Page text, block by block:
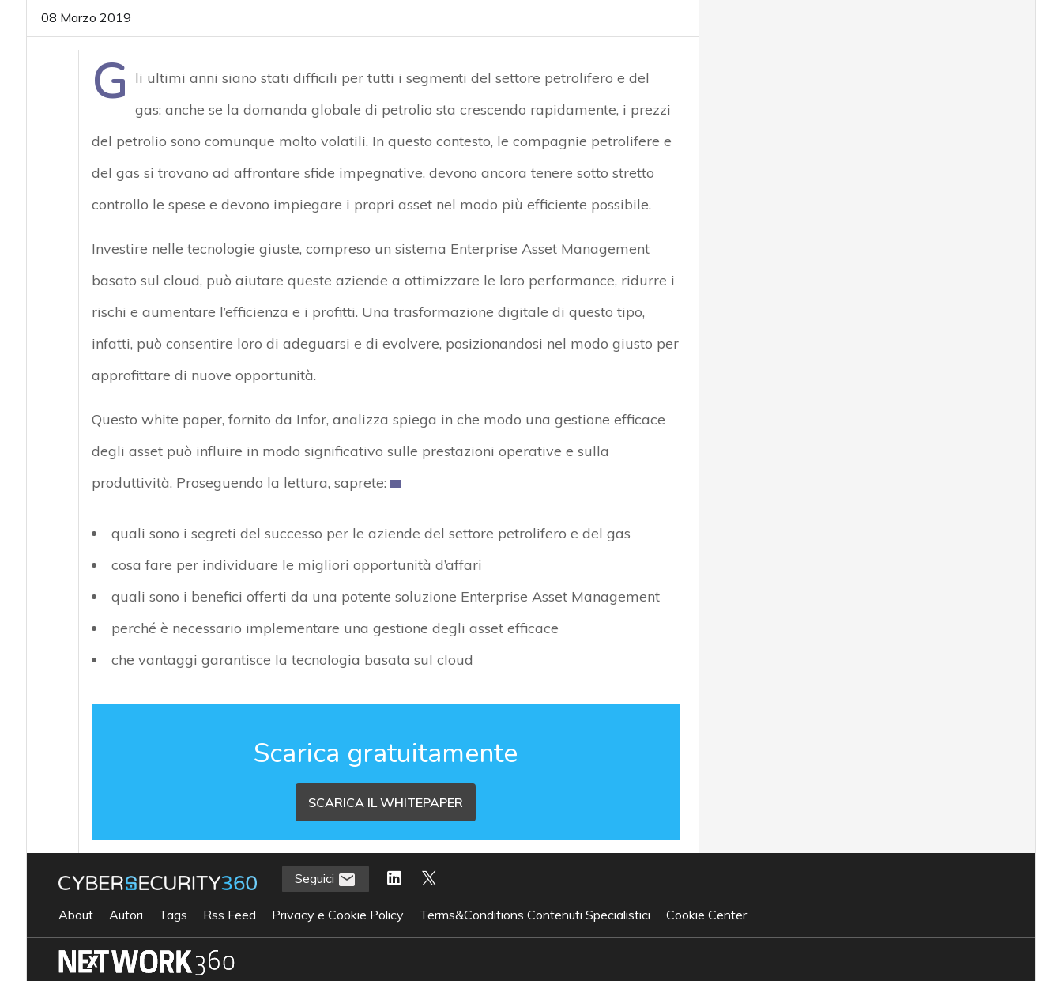
08 Marzo 2019
G
li ultimi anni siano stati difficili per tutti i segmenti del settore petrolifero e del
gas: anche se la domanda globale di petrolio sta crescendo rapidamente, i prezzi
del petrolio sono comunque molto volatili. In questo contesto, le compagnie petrolifere e
del gas si trovano ad affrontare sfide impegnative, devono ancora tenere sotto stretto
controllo le spese e devono impiegare i propri asset nel modo più efficiente possibile.
Investire nelle tecnologie giuste, compreso un sistema Enterprise Asset Management
basato sul cloud, può aiutare queste aziende a ottimizzare le loro performance, ridurre i
rischi e aumentare l’efficienza e i profitti. Una trasformazione digitale di questo tipo,
infatti, può consentire loro di adeguarsi e di evolvere, posizionandosi nel modo giusto per
approfittare di nuove opportunità.
Questo white paper, fornito da Infor, analizza spiega in che modo una gestione efficace
degli asset può influire in modo significativo sulle prestazioni operative e sulla
produttività. Proseguendo la lettura, saprete:
quali sono i segreti del successo per le aziende del settore petrolifero e del gas
cosa fare per individuare le migliori opportunità d’affari
quali sono i benefici offerti da una potente soluzione Enterprise Asset Management
perché è necessario implementare una gestione degli asset efficace
che vantaggi garantisce la tecnologia basata sul cloud
Scarica gratuitamente
SCARICA IL WHITEPAPER
Seguici
About Autori Tags Rss Feed Privacy e Cookie Policy Terms&Conditions Contenuti Specialistici Cookie Center